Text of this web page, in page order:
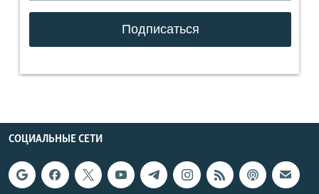
СОЦИАЛЬНЫЕ СЕТИ